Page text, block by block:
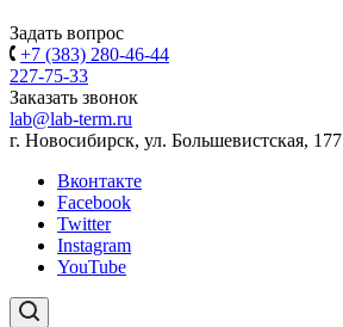
Задать вопрос
+7 (383) 280-46-44
227-75-33
Заказать звонок
lab@lab-term.ru
г. Новосибирск, ул. Большевистская, 177
Вконтакте
Facebook
Twitter
Instagram
YouTube